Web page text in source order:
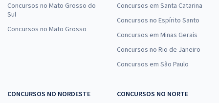
Concursos no Mato Grosso do
Sul
Concursos no Mato Grosso
Concursos em Santa Catarina
Concursos no Espírito Santo
Concursos em Minas Gerais
Concursos no Rio de Janeiro
Concursos em São Paulo
CONCURSOS NO NORDESTE
CONCURSOS NO NORTE